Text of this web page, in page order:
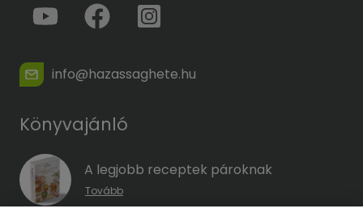
info@hazassaghete.hu
Könyvajánló
A legjobb receptek pároknak
Tovább